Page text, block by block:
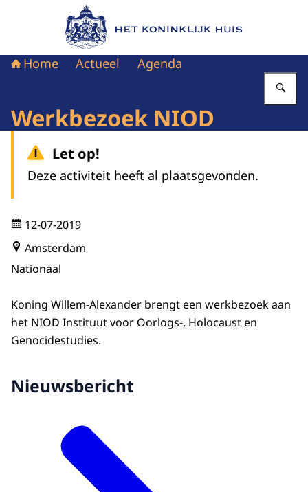
Naar de homepage van Het Koninklijk Huis
Home Actueel Agenda
Werkbezoek NIOD
Let op!
Deze activiteit heeft al plaatsgevonden.
12-07-2019
Amsterdam
Nationaal
Koning Willem-Alexander brengt een werkbezoek aan
het NIOD Instituut voor Oorlogs-, Holocaust en
Genocidestudies.
Nieuwsbericht